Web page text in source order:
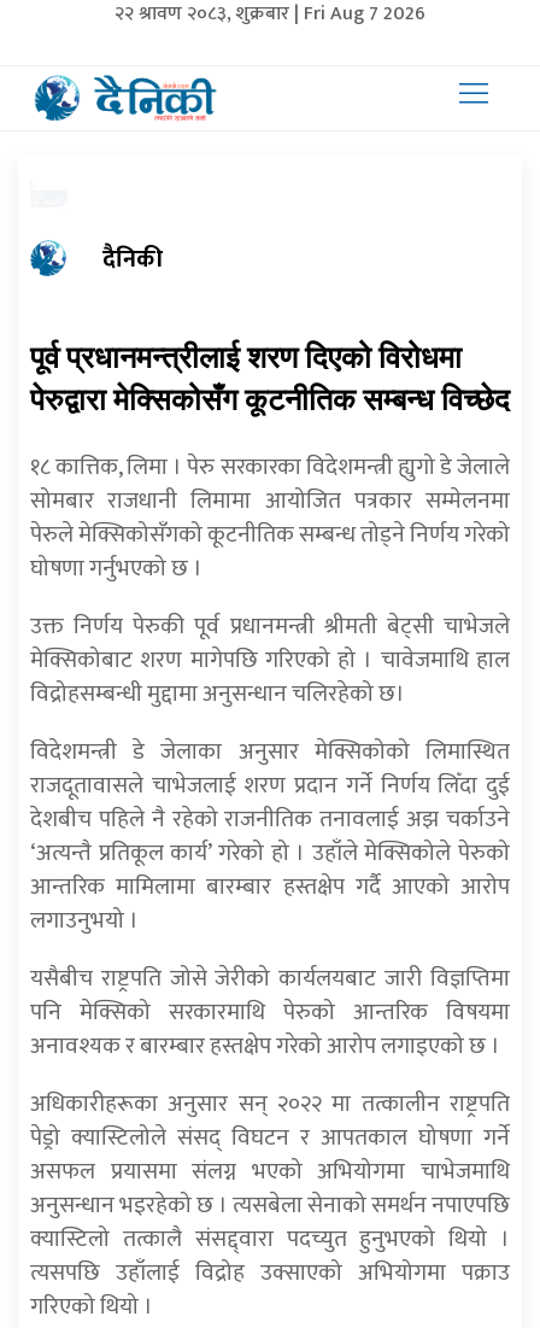
२२ श्रावण २०८३, शुक्रबार | Fri Aug 7 2026
दैनिकी
पूर्व प्रधानमन्त्रीलाई शरण दिएको विरोधमा
पेरुद्वारा मेक्सिकोसँग कूटनीतिक सम्बन्ध विच्छेद
१८ कात्तिक, लिमा । पेरु सरकारका विदेशमन्त्री ह्युगो डे जेलाले
सोमबार राजधानी लिमामा आयोजित पत्रकार सम्मेलनमा
पेरुले मेक्सिकोसँगको कूटनीतिक सम्बन्ध तोड्ने निर्णय गरेको
घोषणा गर्नुभएको छ ।
उक्त निर्णय पेरुकी पूर्व प्रधानमन्त्री श्रीमती बेट्सी चाभेजले
मेक्सिकोबाट शरण मागेपछि गरिएको हो । चावेजमाथि हाल
विद्रोहसम्बन्धी मुद्दामा अनुसन्धान चलिरहेको छ।
विदेशमन्त्री डे जेलाका अनुसार मेक्सिकोको लिमास्थित
राजदूतावासले चाभेजलाई शरण प्रदान गर्ने निर्णय लिँदा दुई
देशबीच पहिले नै रहेको राजनीतिक तनावलाई अझ चर्काउने
‘अत्यन्तै प्रतिकूल कार्य’ गरेको हो । उहाँले मेक्सिकोले पेरुको
आन्तरिक मामिलामा बारम्बार हस्तक्षेप गर्दै आएको आरोप
लगाउनुभयो ।
यसैबीच राष्ट्रपति जोसे जेरीको कार्यलयबाट जारी विज्ञप्तिमा
पनि मेक्सिको सरकारमाथि पेरुको आन्तरिक विषयमा
अनावश्यक र बारम्बार हस्तक्षेप गरेको आरोप लगाइएको छ ।
अधिकारीहरूका अनुसार सन् २०२२ मा तत्कालीन राष्ट्रपति
पेड्रो क्यास्टिलोले संसद् विघटन र आपतकाल घोषणा गर्ने
असफल प्रयासमा संलग्न भएको अभियोगमा चाभेजमाथि
अनुसन्धान भइरहेको छ । त्यसबेला सेनाको समर्थन नपाएपछि
क्यास्टिलो तत्कालै संसद्द्वारा पदच्युत हुनुभएको थियो ।
त्यसपछि उहाँलाई विद्रोह उक्साएको अभियोगमा पक्राउ
गरिएको थियो ।